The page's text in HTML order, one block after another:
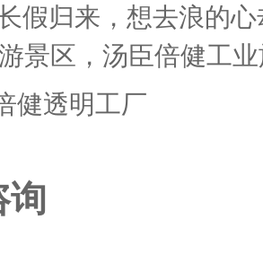
假归来，想去浪的
景区，汤臣倍健工
健透明工厂
询